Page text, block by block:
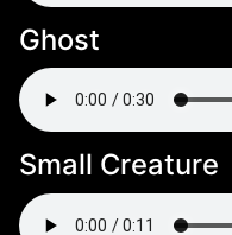
Ghost
Small Creature